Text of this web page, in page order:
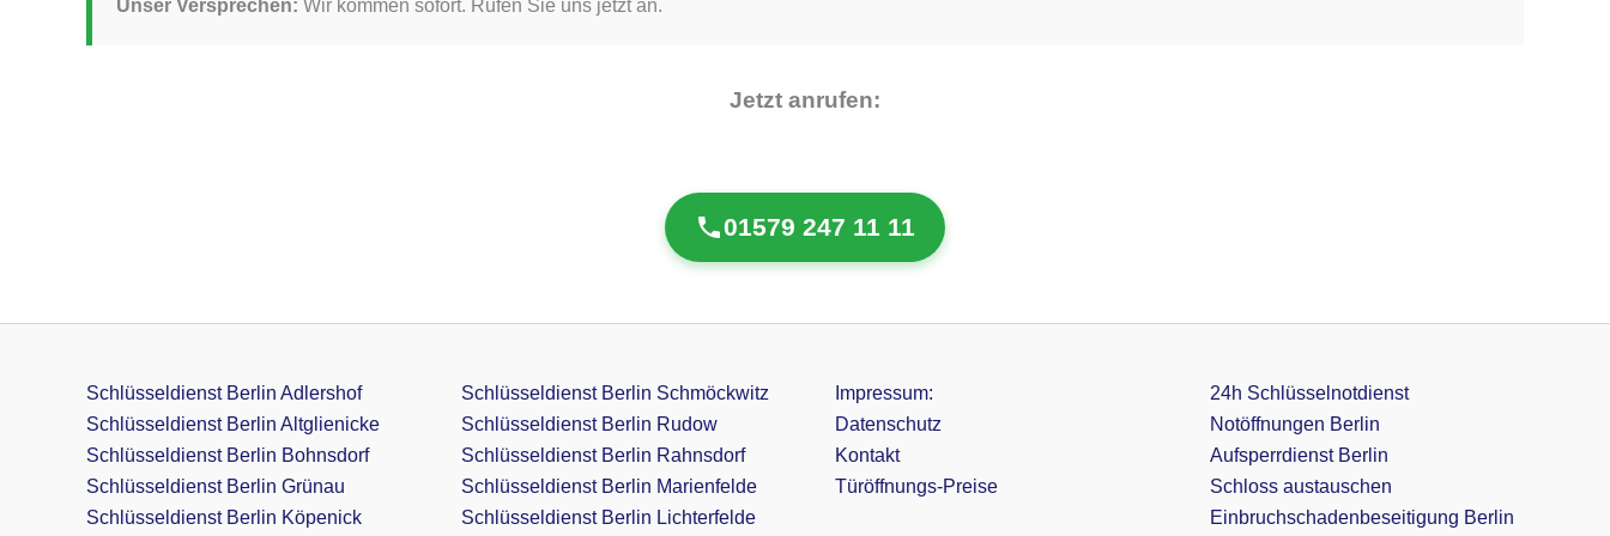
Unser Versprechen: Wir kommen sofort. Rufen Sie uns jetzt an.
Jetzt anrufen:
01579 247 11 11
Schlüsseldienst Berlin Adlershof
Schlüsseldienst Berlin Altglienicke
Schlüsseldienst Berlin Bohnsdorf
Schlüsseldienst Berlin Grünau
Schlüsseldienst Berlin Köpenick
Schlüsseldienst Berlin Schmöckwitz
Schlüsseldienst Berlin Rudow
Schlüsseldienst Berlin Rahnsdorf
Schlüsseldienst Berlin Marienfelde
Schlüsseldienst Berlin Lichterfelde
Impressum:
Datenschutz
Kontakt
Türöffnungs-Preise
24h Schlüsselnotdienst
Notöffnungen Berlin
Aufsperrdienst Berlin
Schloss austauschen
Einbruchschadenbeseitigung Berlin